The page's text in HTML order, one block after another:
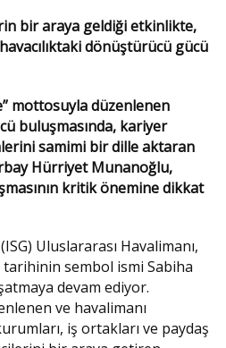
bir araya geldiği etkinlikte,
dönüştürücü gücü
mottosuyla düzenlenen
buluşmasında, kariyer
samimi bir dille aktaran
Hürriyet Munanoğlu,
kritik önemine dikkat
Uluslararası Havalimanı,
tarihinin sembol ismi Sabiha
devam ediyor.
ve havalimanı
iş ortakları ve paydaş